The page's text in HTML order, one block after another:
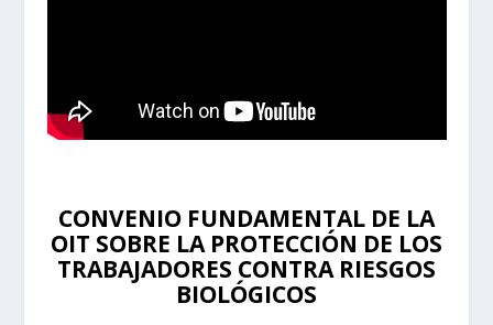
CONVENIO FUNDAMENTAL DE LA
OIT SOBRE LA PROTECCIÓN DE LOS
TRABAJADORES CONTRA RIESGOS
BIOLÓGICOS